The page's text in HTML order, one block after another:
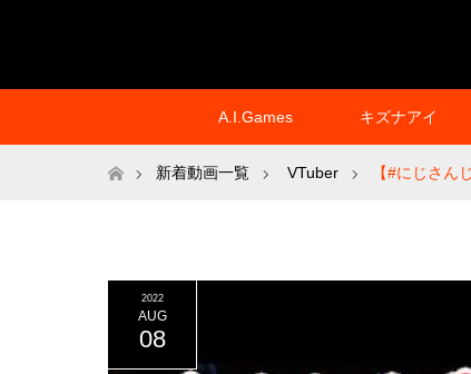
A.I.Games キズナアイ
ホーム新着動画一覧 VTuber 【#にじさん
2022
AUG
08